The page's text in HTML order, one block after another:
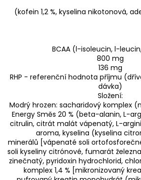
(kofein 1,2 %, kyselina nikotonová,
BCAA (l-isoleucin, l-
800 mg
136 mg
RHP - referenční hodnota příjmu
dávka)
Složení:
Modrý hrozen: sacharidový komplex
Energy Směs 20 % (beta-alanin, L-
citrulin, citrát malát vápenatý, L-
aroma, kyselina (kyselina
minerálů [vápenaté soli
soli kyseliny citrónové, fumarát
zinečnatý, pyridoxin hydrochlorid,
komplex 1,4 % [mikronizovaný